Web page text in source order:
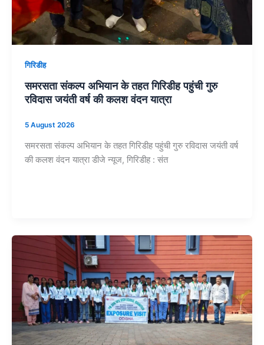
गिरिडीह
समरसता संकल्प अभियान के तहत गिरिडीह पहुंची गुरु
रविदास जयंती वर्ष की कलश वंदन यात्रा
5 August 2026
समरसता संकल्प अभियान के तहत गिरिडीह पहुंची गुरु रविदास जयंती वर्ष
की कलश वंदन यात्रा डीजे न्यूज, गिरिडीह : संत